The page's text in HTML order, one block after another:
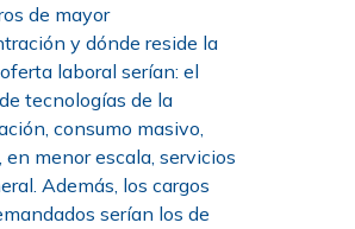
de mayor
y dónde reside la
laboral serían: el
tecnologías de la
consumo masivo,
en menor escala, servicios
Además, los cargos
serían los de